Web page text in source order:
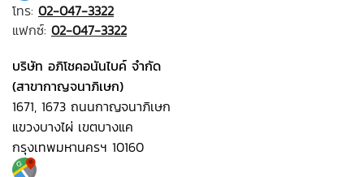
โทร: 02-047-3322
แฟกซ์: 02-047-3322
บริษัท อภิโชคอนันไบค์ จำกัด
(สาขากาญจนาภิเษก)
1671, 1673 ถนนกาญจนาภิเษก
แขวงบางไผ่ เขตบางแค
กรุงเทพมหานครฯ 10160